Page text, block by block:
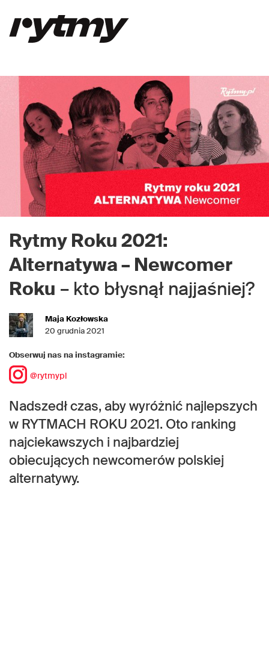
Rytmy Roku 2021:
Alternatywa – Newcomer
Roku – kto błysnął najjaśniej?
Maja Kozłowska
20 grudnia 2021
Obserwuj nas na instagramie:
@rytmypl
Nadszedł czas, aby wyróżnić najlepszych
w RYTMACH ROKU 2021. Oto ranking
najciekawszych i najbardziej
obiecujących newcomerów polskiej
alternatywy.